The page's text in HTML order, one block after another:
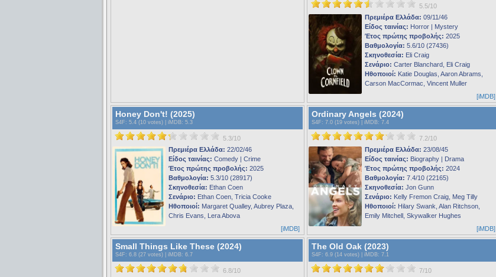
5.5/10
Πρεμιέρα Ελλάδα: 09/11/46
Είδος ταινίας: Horror | Mystery
Έτος πρώτης προβολής: 2025
Βαθμολογία: 5.6/10 (27436)
Σκηνοθεσία: Eli Craig
Σενάριο: Carter Blanchard, Eli Craig
Ηθοποιοί: Katie Douglas, Aaron Abrams,
Carson MacCormac, Vincent Muller
[iMDB]
Honey Don't! (2025)
S4F : 5.4 (10 votes) | iMDB: 5.3
5.3/10
Πρεμιέρα Ελλάδα: 22/02/46
Είδος ταινίας: Comedy | Crime
Έτος πρώτης προβολής: 2025
Βαθμολογία: 5.3/10 (28917)
Σκηνοθεσία: Ethan Coen
Σενάριο: Ethan Coen, Tricia Cooke
Ηθοποιοί: Margaret Qualley, Aubrey Plaza,
Chris Evans, Lera Abova
[iMDB]
Ordinary Angels (2024)
S4F : 7.0 (19 votes) | iMDB: 7.4
7.2/10
Πρεμιέρα Ελλάδα: 23/08/45
Είδος ταινίας: Biography | Drama
Έτος πρώτης προβολής: 2024
Βαθμολογία: 7.4/10 (22165)
Σκηνοθεσία: Jon Gunn
Σενάριο: Kelly Fremon Craig, Meg Tilly
Ηθοποιοί: Hilary Swank, Alan Ritchson,
Emily Mitchell, Skywalker Hughes
[iMDB]
Small Things Like These (2024)
S4F : 6.8 (27 votes) | iMDB: 6.7
6.8/10
The Old Oak (2023)
S4F : 6.9 (14 votes) | iMDB: 7.1
7/10